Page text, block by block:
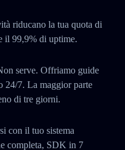
riducano la tua quota di
il 99,9% di uptime.
serve. Offriamo guide
24/7. La maggior parte
di tre giorni.
con il tuo sistema
completa, SDK in 7